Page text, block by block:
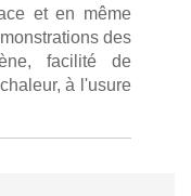
et en même
des
facilité de
à l'usure